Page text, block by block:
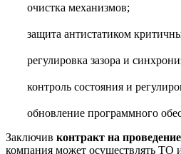
очистка механизмов;
защита антистатиком
регулировка зазора и
контроль состояния и
обновление программного
Заключив контракт на
компания может осуществлять ТО